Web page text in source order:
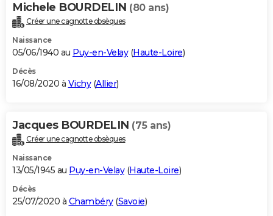
Michele BOURDELIN (80 ans)
Créer une cagnotte obsèques
Naissance
05/06/1940 au Puy-en-Velay(Haute-Loire)
Décès
16/08/2020 à Vichy(Allier)
Jacques BOURDELIN (75 ans)
Créer une cagnotte obsèques
Naissance
13/05/1945 au Puy-en-Velay(Haute-Loire)
Décès
25/07/2020 à Chambéry(Savoie)